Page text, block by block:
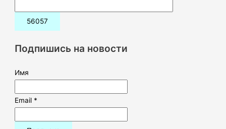
и
:Подпишись на новости
Имя
Email *